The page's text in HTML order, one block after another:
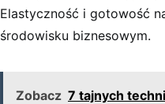
Elastyczność i gotowość
środowisku biznesowym.
Zobacz 7 tajnych